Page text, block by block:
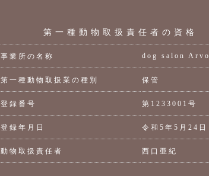
第一種動物取扱責任者の資格
事業所の名称 dog salon Arvo
第一種動物取扱業の種別 保管
登録番号 第1233001号
登録年月日 令和5年5月24日
動物取扱責任者 西口亜紀